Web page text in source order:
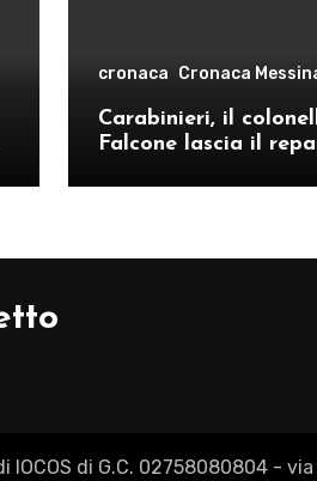
cronaca Cronaca
Carabinieri, il
Falcone lascia il
comando provinciale
di G.C. 02758080804 -